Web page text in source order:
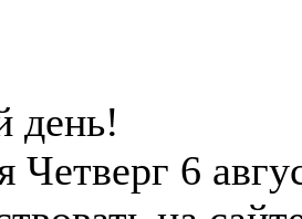
день!
Четверг 6